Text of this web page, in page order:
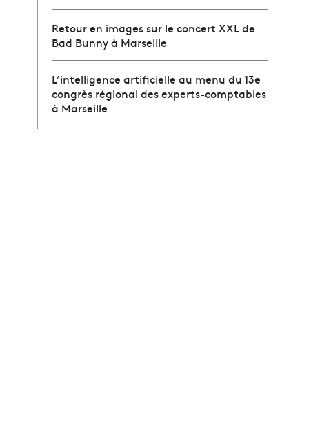
Retour en images sur le concert XXL de
Bad Bunny à Marseille
L’intelligence artificielle au menu du 13e
congrès régional des experts-comptables
à Marseille